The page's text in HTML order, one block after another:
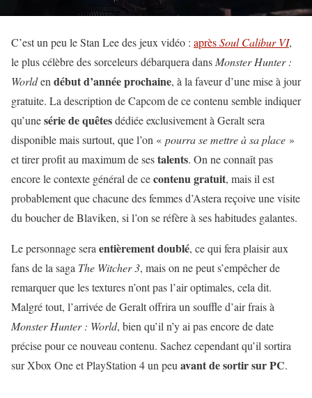
C’est un peu le Stan Lee des jeux vidéo : aprèsSoul Calibur VI,
le plus célèbre des sorceleurs débarquera dans Monster Hunter :
Worlden début d’année prochaine, à la faveur d’une mise à jour
gratuite. La description de Capcom de ce contenu semble indiquer
qu’unesérie de quêtesdédiée exclusivement à Geralt sera
disponible mais surtout, que l’on « pourra se mettre à sa place »
et tirer profit au maximum de sestalents. On ne connaît pas
encore le contexte général de cecontenu gratuit, mais il est
probablement que chacune des femmes d’Astera reçoive une visite
du boucher de Blaviken, si l’on se réfère à ses habitudes galantes.
Le personnage sera entièrement doublé, ce qui fera plaisir aux
fans de la saga The Witcher 3, mais on ne peut s’empêcher de
remarquer que les textures n’ont pas l’air optimales, cela dit.
Malgré tout, l’arrivée de Geralt offrira un souffle d’air frais à
Monster Hunter : World, bien qu’il n’y ai pas encore de date
précise pour ce nouveau contenu. Sachez cependant qu’il sortira
sur Xbox One et PlayStation 4 un peu avant de sortir sur PC.